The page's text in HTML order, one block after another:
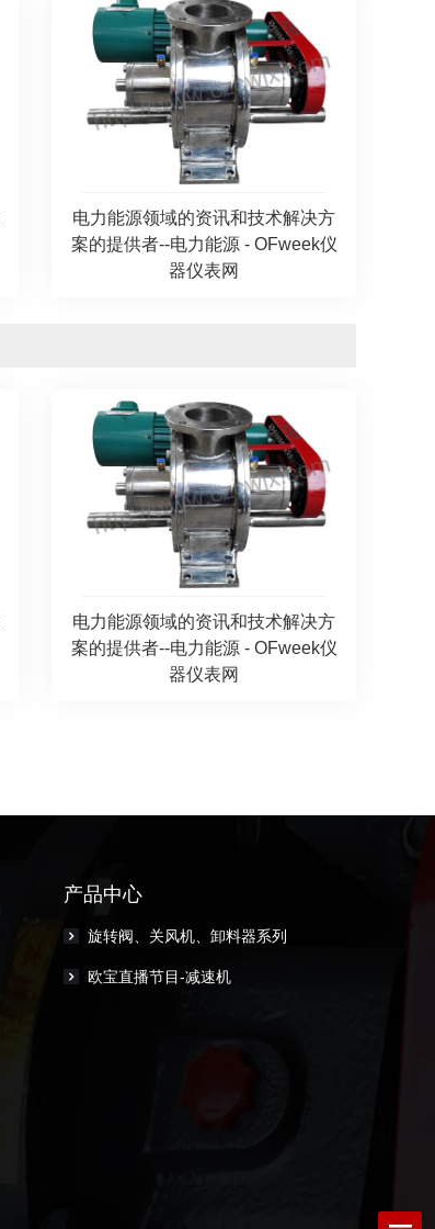
电力能源领域的资讯和技术解决方
案的提供者--电力能源 - OFweek仪
器仪表网
电力能源领域的资讯和技术解决方
案的提供者--电力能源 - OFweek仪
器仪表网
产品中心
旋转阀、关风机、卸料器系列
欧宝直播节目-减速机